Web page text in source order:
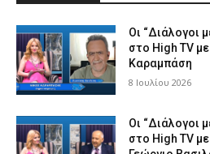
Οι “Διάλογοι
στο High TV
Καραμπάση
8 Ιουλίου 2026
Οι “Διάλογοι
στο High TV